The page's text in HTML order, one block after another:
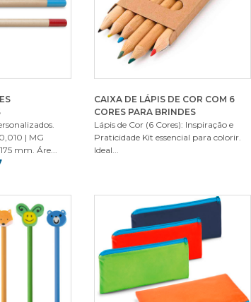
| MG
mm. Áre...
CAIXA DE LÁPIS DE COR COM 6
CORES PARA BRINDES
Lápis de Cor (6 Cores): Inspiração e
Praticidade Kit essencial para colorir.
Ideal...